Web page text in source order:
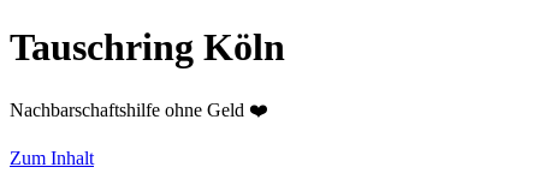
Tauschring Köln
Nachbarschaftshilfe ohne Geld ❤️
Zum Inhalt